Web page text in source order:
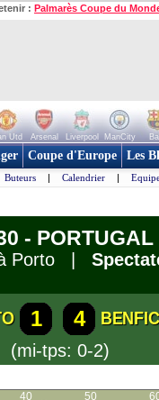
: Palmarès Coupe du
Utd Arsenal Liverpool ManCity
Coupe d'Europe Les
Buteurs | Calendrier |
-
à Porto |
1 4
(mi-tps: 0-2)
40 50